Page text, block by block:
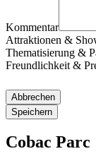
Kommentar
Attraktionen &
Thematisierung &
Freundlichkeit &
Cobac Parc